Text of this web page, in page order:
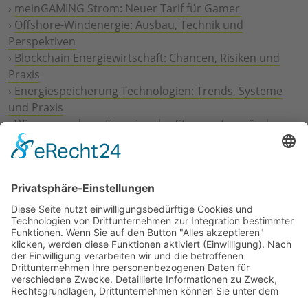
› meinGAMING Strom: Neuer Tarif für Gamer
› Offshore-Windenergie: Ausbau, Technik und
Perspektiven
› Blockchain Energiewirtschaft: Chancen, Risiken und
Praxis
› Energiespeicherung Technologien: Trends, Systeme
und Praxis
›Wie erneuerbare Energien das Stromnetz verändern
Digitalisierung Energiewirtschaft: Effizienz, Netze und
Prozesse
Geschäftsmodelle
›Vorstandswechsel Westenergie: Böddeling übernimmt
befristet
›Wasserstoff-Hochlauf: Dialog, Infrastruktur und
konkrete Schritte
›Solaranlage Regenbogenfarben: FC St. Pauli und
LichtBlick installieren erste weltweite Anlage